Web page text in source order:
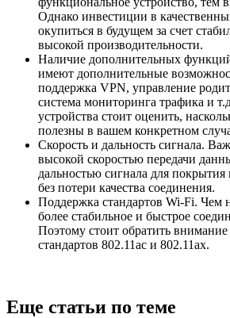
Однако инвестиции в
окупиться в будущем за счет
высокой производительности.
Наличие дополнительных
имеют дополнительные
поддержка VPN, управление
система мониторинга трафика и
устройства стоит оценить,
полезны в вашем конкретном
Скорость и дальность сигнала.
высокой скоростью передачи
дальностью сигнала для покрытия
без потери качества соединения.
Поддержка стандартов Wi-Fi. Чем
более стабильное и быстрое
Поэтому стоит обратить
стандартов 802.11ac и 802.11ax.
Еще статьи по теме